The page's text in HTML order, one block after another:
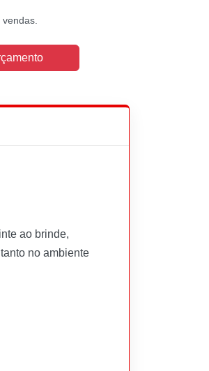
ao brinde,
no ambiente